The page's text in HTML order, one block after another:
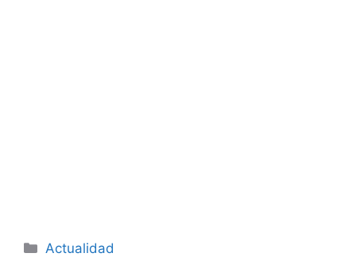
Categorías
Actualidad